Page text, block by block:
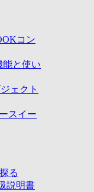
コン
能と使い
ェクト
スイー
る
説明書